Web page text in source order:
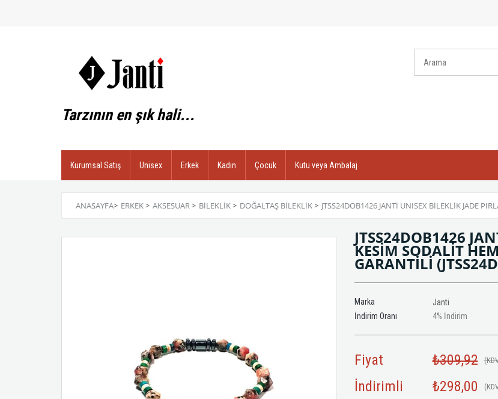
Tarzının en şık hali...
Kurumsal Satış Unisex Erkek Kadın Çocuk Kutu veya Ambalaj
ANASAYFA> ERKEK> AKSESUAR> BILEKLIK> DOĞALTAŞ BILEKLIK> JTSS24DOB1426 JANTİ UNISEX BİLEKLİK JADE
JTSS24DOB1426
KESİM SODALİT
GARANTİLİ
Marka
Janti
İndirim Oranı
%
4 İndirim
Fiyat ₺309,92
İndirimli ₺298,00